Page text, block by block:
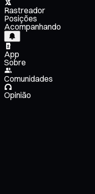
Rastreador
Posições
Acompanhando
App
Sobre
Comunidades
Opinião